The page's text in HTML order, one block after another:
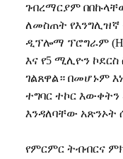
ገብረማርያም
ለመስጠት የእንግሊዝኛ
ዲፕሎማ ፕሮግራም
እና የ5 ሚሊዮን ኮደርስ
ገልጸዋል። በመሆኑም
ተግባር ተኮር እውቀትን
እንዳለባቸው አጽንኦት
የምርምር ትብብርና